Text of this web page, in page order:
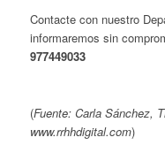
Contacte con nuestro
informaremos sin
977449033
(Fuente: Carla Sánchez,
www.rrhhdigital.com)